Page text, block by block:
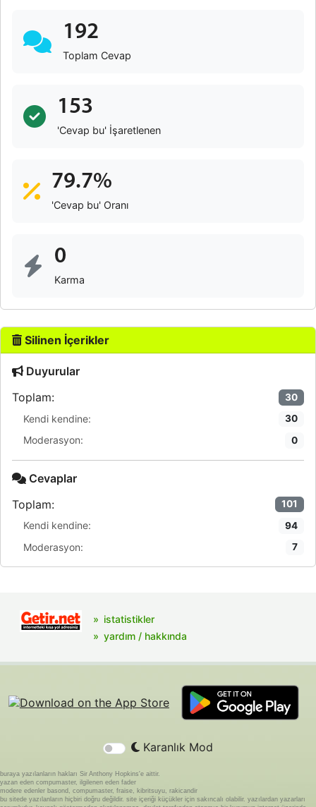
192
Toplam Cevap
153
'Cevap bu' İşaretlenen
79.7%
'Cevap bu' Oranı
0
Karma
Silinen İçerikler
Duyurular
Toplam:
30
Kendi kendine: 30
Moderasyon: 0
Cevaplar
Toplam:
101
Kendi kendine: 94
Moderasyon: 7
istatistikler
yardım / hakkında
Karanlık Mod
buraya yazılanların hakları Sir Anthony Hopkins'e aittir.
yazan eden compumaster, ilgilenen eden fader
modere edenler basond, compumaster, fraise, kibritsuyu, rakicandir
bu sitede yazılanların hiçbiri doğru değildir. site içeriği küçükler için sakıncalı olabilir. yazılardan yazarları